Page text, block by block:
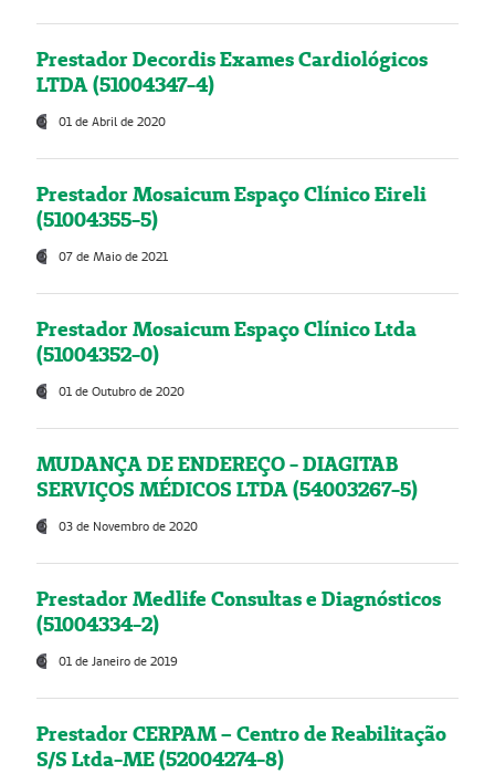
Prestador Decordis Exames Cardiológicos
LTDA (51004347-4)
01 de Abril de 2020
Prestador Mosaicum Espaço Clínico Eireli
(51004355-5)
07 de Maio de 2021
Prestador Mosaicum Espaço Clínico Ltda
(51004352-0)
01 de Outubro de 2020
MUDANÇA DE ENDEREÇO - DIAGITAB
SERVIÇOS MÉDICOS LTDA (54003267-5)
03 de Novembro de 2020
Prestador Medlife Consultas e Diagnósticos
(51004334-2)
01 de Janeiro de 2019
Prestador CERPAM – Centro de Reabilitação
S/S Ltda-ME (52004274-8)